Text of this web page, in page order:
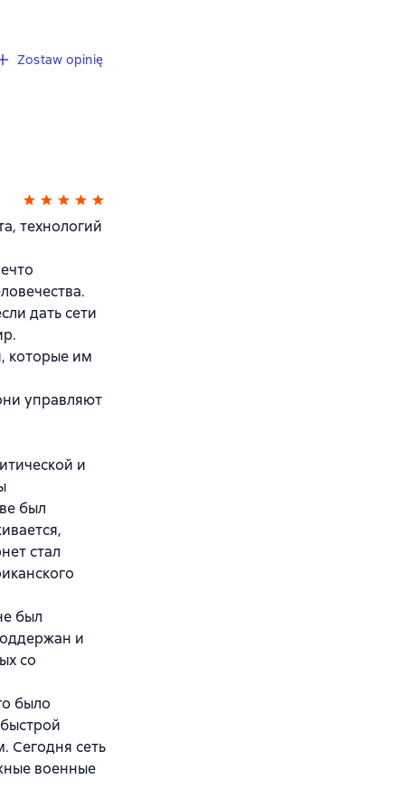
Zostaw opinię
технологий
дать сети
которые им
управляют
и
был
стал
был
и
со
было
Сегодня сеть
военные